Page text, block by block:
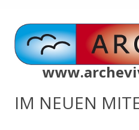
IM NEUEN